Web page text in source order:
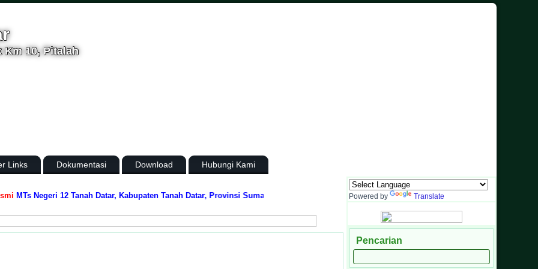
Km 10, Pitalah
Links Dokumentasi Download Hubungi Kami
MTs Negeri 12 Tanah Datar, Kabupaten Tanah Datar, Provinsi Sumatera Barat Media Informasi dan Sarana Komunikasi Antara Sekolah dengan
Powered by Translate
Pencarian